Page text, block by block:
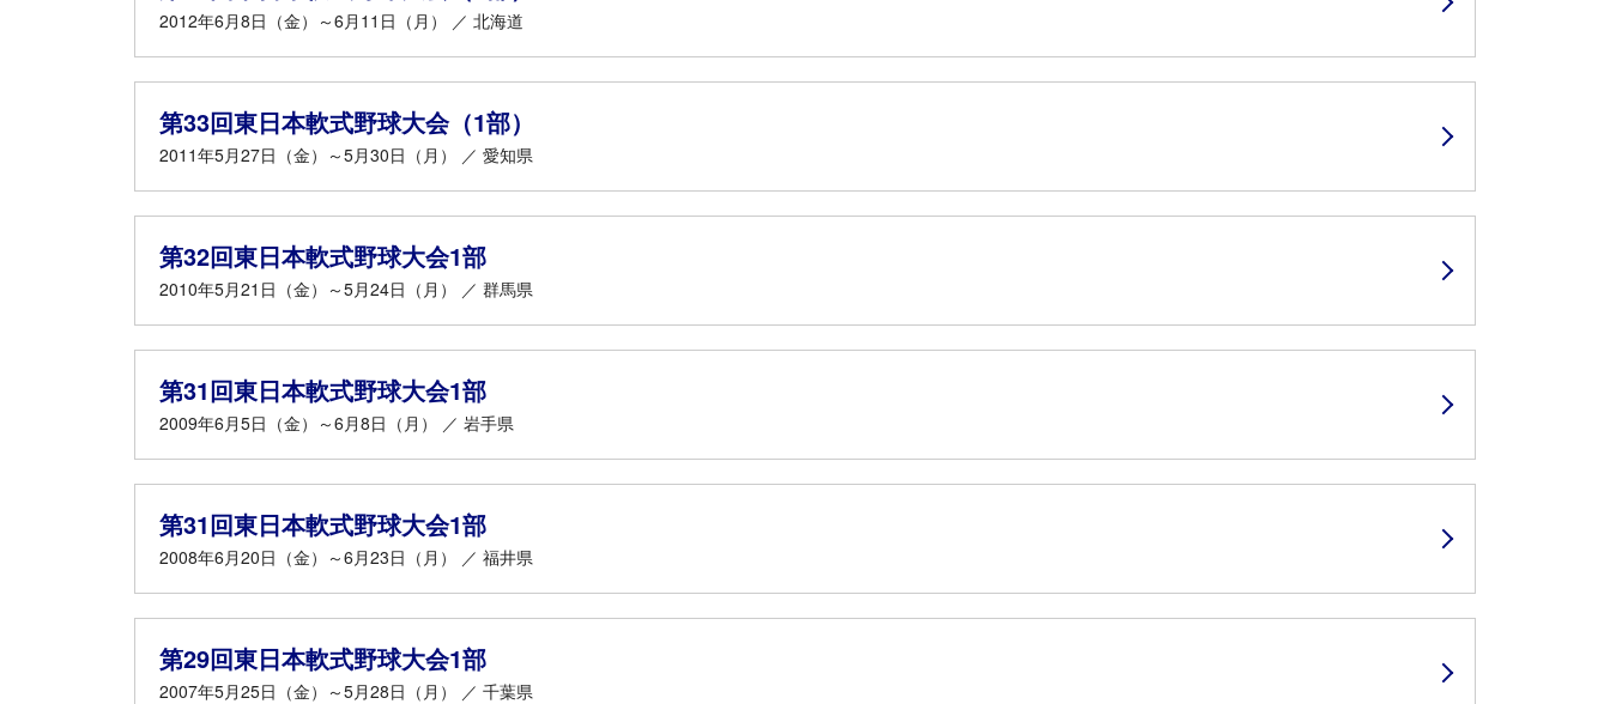
2012年6月8日（金）～6月11日（月） ／ 北海道
第33回東日本軟式野球大会（1部）
2011年5月27日（金）～5月30日（月） ／ 愛知県
第32回東日本軟式野球大会1部
2010年5月21日（金）～5月24日（月） ／ 群馬県
第31回東日本軟式野球大会1部
2009年6月5日（金）～6月8日（月） ／ 岩手県
第31回東日本軟式野球大会1部
2008年6月20日（金）～6月23日（月） ／ 福井県
第29回東日本軟式野球大会1部
2007年5月25日（金）～5月28日（月） ／ 千葉県